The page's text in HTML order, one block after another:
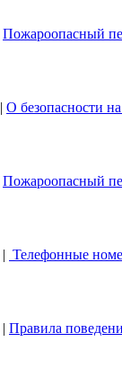
Пожароопасный
| О безопасности
Пожароопасный
| Телефонные
| Правила